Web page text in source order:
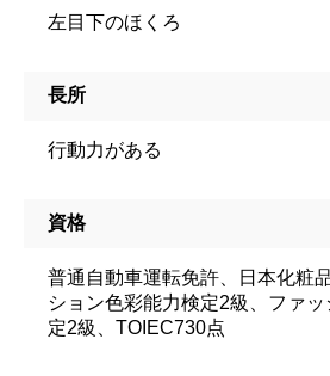
左目下のほくろ
長所
行動力がある
資格
普通自動車運転免許、日本化粧
ション色彩能力検定2級、ファ
定2級、TOIEC730点